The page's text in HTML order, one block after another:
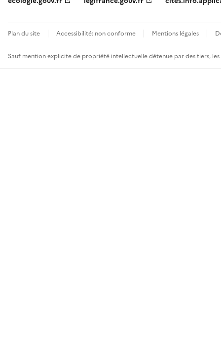
Plan du site Accessibilité: non conforme Mentions légales
Sauf mention explicite de propriété intellectuelle détenue par des tiers,